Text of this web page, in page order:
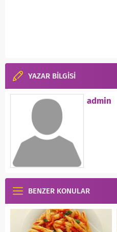
YAZAR BİLGİSİ
admin
BENZER KONULAR